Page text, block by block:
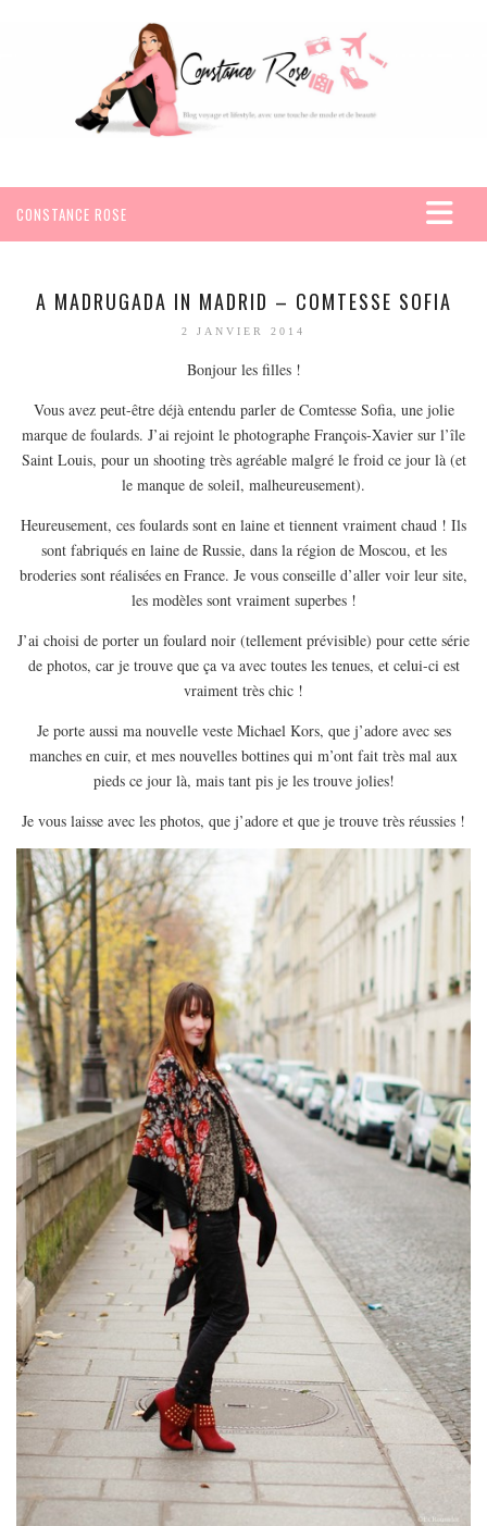
CONSTANCE ROSE
VOYAGES
AMÉRIQUE
MEXIQUE
ESPAGNE
FRANCE
HONGRIE
ITALIE
RÉPUBLIQUE TCHÈQUE
OCÉANIE
ARTICLES PRATIQUES
YOGA
MON PROGRAMME DE YOGA EN LIGNE
AUTRES CATÉGORIES
MODE
BEAUTÉ
DIVERSES BOX
DIY
LIFESTYLE
ME CONTACTER
A PROPOS
PARUTIONS ET PARTENARIATS
A MADRUGADA IN MADRID – COMTESSE SOFIA
2 JANVIER 2014
Bonjour les filles !
Vous avez peut-être déjà entendu parler de Comtesse Sofia, une jolie
marque de foulards. J’ai rejoint le photographe François-Xavier sur l’île
Saint Louis, pour un shooting très agréable malgré le froid ce jour là (et
le manque de soleil, malheureusement).
Heureusement, ces foulards sont en laine et tiennent vraiment chaud ! Ils
sont fabriqués en laine de Russie, dans la région de Moscou, et les
broderies sont réalisées en France. Je vous conseille d’aller voir leur site,
les modèles sont vraiment superbes !
J’ai choisi de porter un foulard noir (tellement prévisible) pour cette série
de photos, car je trouve que ça va avec toutes les tenues, et celui-ci est
vraiment très chic !
Je porte aussi ma nouvelle veste Michael Kors, que j’adore avec ses
manches en cuir, et mes nouvelles bottines qui m’ont fait très mal aux
pieds ce jour là, mais tant pis je les trouve jolies!
Je vous laisse avec les photos, que j’adore et que je trouve très réussies !